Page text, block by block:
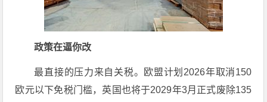
政策在逼你改
最直接的压力来自关税。欧盟计划2026年取消150
欧元以下免税门槛，英国也将于2029年3月正式废除135